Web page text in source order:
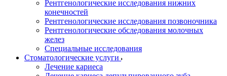
Рентгенологические исследования нижних
конечностей
Рентгенологические исследования позвоночника
Рентгенологические обследования молочных
желез
Специальные исследования
Стоматологические услуги
Лечение кариеса